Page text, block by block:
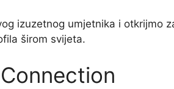
izuzetnog umjetnika i otkrijmo
širom svijeta.